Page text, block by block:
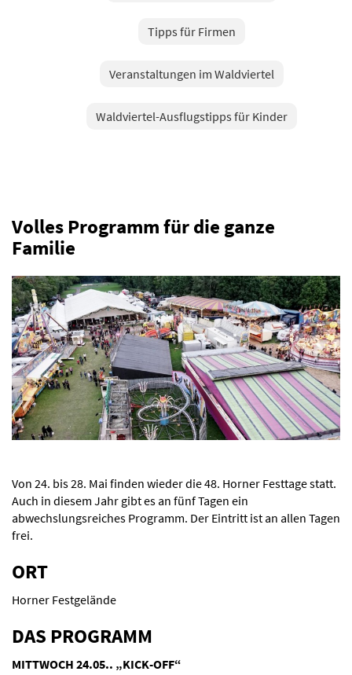
Tipps für Firmen
Veranstaltungen im Waldviertel
Waldviertel-Ausflugstipps für Kinder
Volles Programm für die ganze
Familie
Von 24. bis 28. Mai finden wieder die 48. Horner Festtage statt.
Auch in diesem Jahr gibt es an fünf Tagen ein
abwechslungsreiches Programm. Der Eintritt ist an allen Tagen
frei.
ORT
Horner Festgelände
DAS PROGRAMM
MITTWOCH 24.05.. „KICK-OFF“